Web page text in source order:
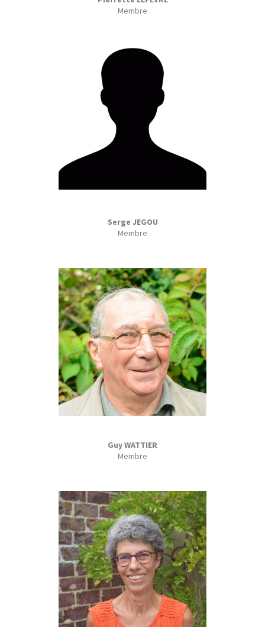
Membre
Serge JEGOU
Membre
Guy WATTIER
Membre